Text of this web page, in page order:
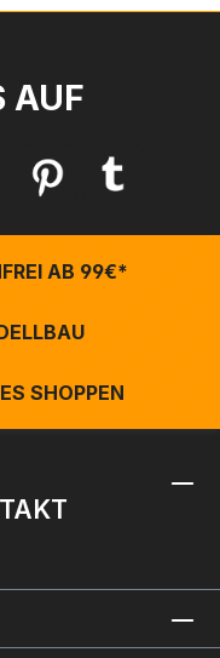
AUF
AB 99€*
SHOPPEN